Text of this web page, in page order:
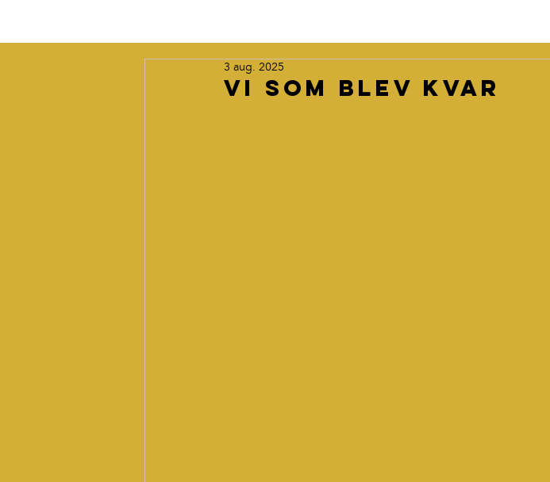
Vi som blev kvar
3 aug. 2025